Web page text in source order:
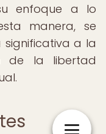
enfoque a lo
manera, se
a la
de la libertad